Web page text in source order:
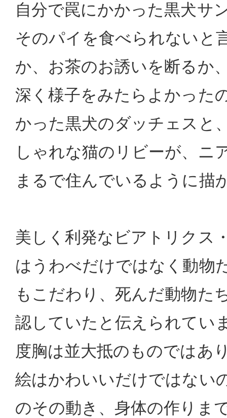
自分で罠にかかった黒犬サ
そのパイを食べられないと
か、お茶のお誘いを断るか
深く様子をみたらよかった
かった黒犬のダッチェスと
しゃれな猫のリビーが、ニ
まるで住んでいるように描
美しく利発なビアトリクス
はうわべだけではなく動物
もこだわり、死んだ動物た
認していたと伝えられてい
度胸は並大抵のものではあ
絵はかわいいだけではない
のその動き、身体の作りま